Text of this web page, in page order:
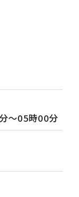
～05時00分